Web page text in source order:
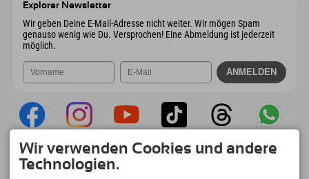
Explorer Newsletter
Wir geben Deine E-Mail-Adresse nicht weiter. Wir mögen Spam
genauso wenig wie Du. Versprochen! Eine Abmeldung ist jederzeit
möglich.
Explorer App
Wir verwenden Cookies und andere
Technologien.